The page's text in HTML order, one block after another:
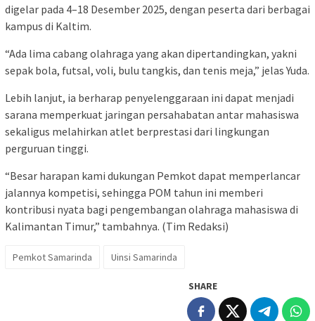
digelar pada 4–18 Desember 2025, dengan peserta dari berbagai
kampus di Kaltim.
“Ada lima cabang olahraga yang akan dipertandingkan, yakni
sepak bola, futsal, voli, bulu tangkis, dan tenis meja,” jelas Yuda.
Lebih lanjut, ia berharap penyelenggaraan ini dapat menjadi
sarana memperkuat jaringan persahabatan antar mahasiswa
sekaligus melahirkan atlet berprestasi dari lingkungan
perguruan tinggi.
“Besar harapan kami dukungan Pemkot dapat memperlancar
jalannya kompetisi, sehingga POM tahun ini memberi
kontribusi nyata bagi pengembangan olahraga mahasiswa di
Kalimantan Timur,” tambahnya. (Tim Redaksi)
Pemkot Samarinda Uinsi Samarinda
SHARE